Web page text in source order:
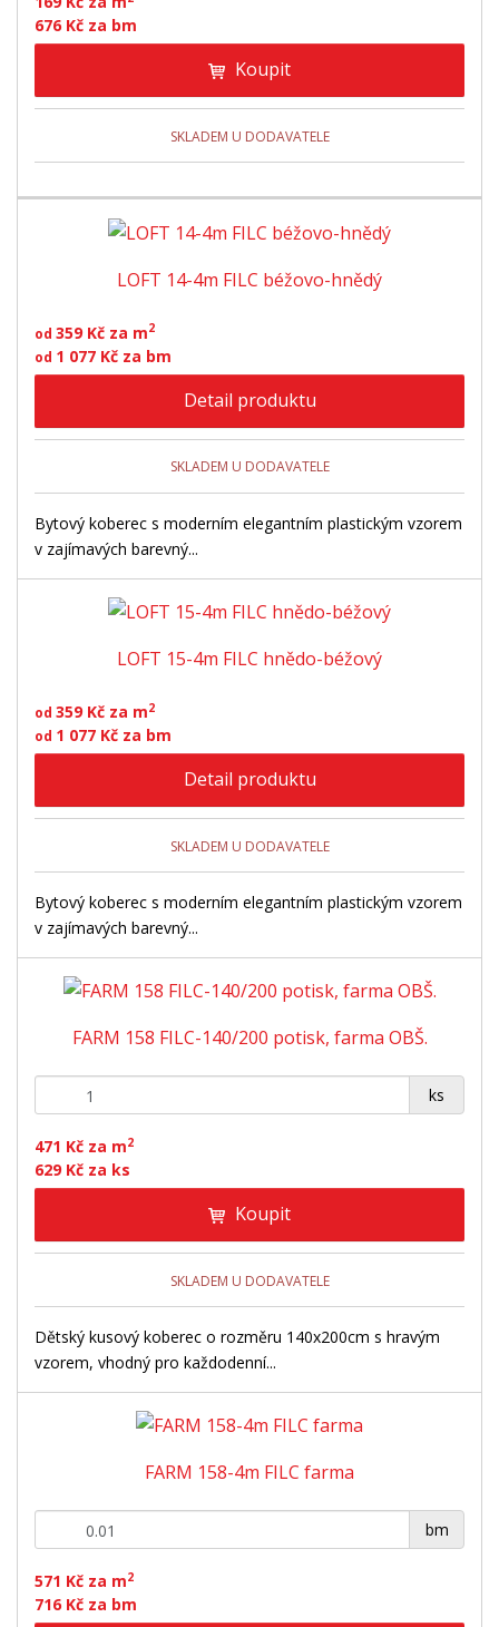
676 Kč za bm
Koupit
SKLADEM U DODAVATELE
LOFT 14-4m FILC béžovo-hnědý
od 359 Kč za m2
od 1 077 Kč za bm
Detail produktu
SKLADEM U DODAVATELE
Bytový koberec s moderním elegantním plastickým vzorem
v zajímavých barevný...
LOFT 15-4m FILC hnědo-béžový
od 359 Kč za m2
od 1 077 Kč za bm
Detail produktu
SKLADEM U DODAVATELE
Bytový koberec s moderním elegantním plastickým vzorem
v zajímavých barevný...
FARM 158 FILC-140/200 potisk, farma OBŠ.
471 Kč za m2
629 Kč za ks
ks
+-
Koupit
SKLADEM U DODAVATELE
Dětský kusový koberec o rozměru 140x200cm s hravým
vzorem, vhodný pro každodenní...
FARM 158-4m FILC farma
571 Kč za m2
716 Kč za bm
bm
+-